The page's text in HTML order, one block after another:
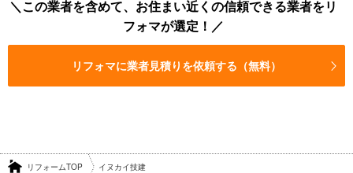
この業者を含めて、お住まい近くの信頼できる業者をリ
フォマが選定！
リフォマに業者見積りを依頼する（無料）
リフォームTOP イヌカイ技建